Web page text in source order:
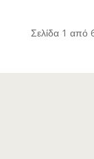
Σελίδα 1 από